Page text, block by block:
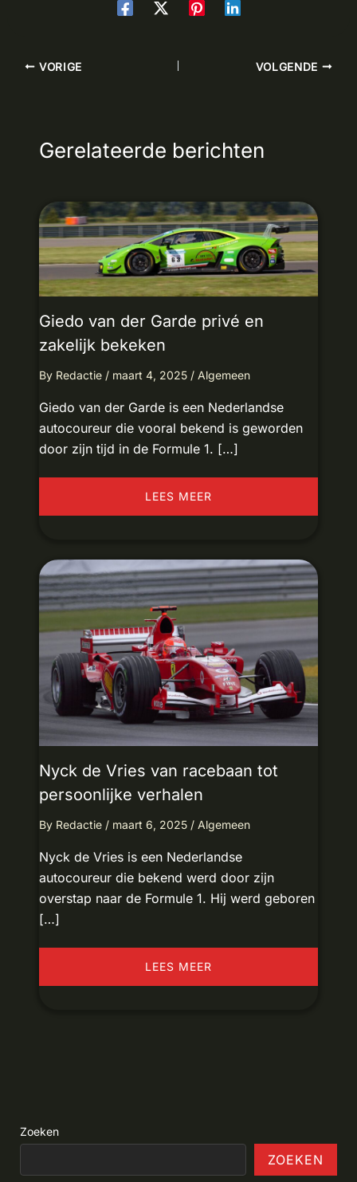
VORIGE VOLGENDE
Gerelateerde berichten
Giedo van der Garde privé en
zakelijk bekeken
By Redactie / maart 4, 2025 / Algemeen
Giedo van der Garde is een Nederlandse
autocoureur die vooral bekend is geworden
door zijn tijd in de Formule 1. […]
LEES MEER
Nyck de Vries van racebaan tot
persoonlijke verhalen
By Redactie / maart 6, 2025 / Algemeen
Nyck de Vries is een Nederlandse
autocoureur die bekend werd door zijn
overstap naar de Formule 1. Hij werd geboren
[…]
LEES MEER
Zoeken
ZOEKEN